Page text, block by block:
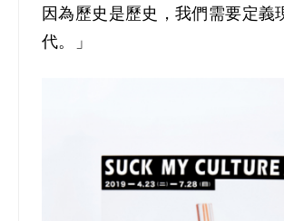
因為歷史是歷史，我們需要定義
代。」